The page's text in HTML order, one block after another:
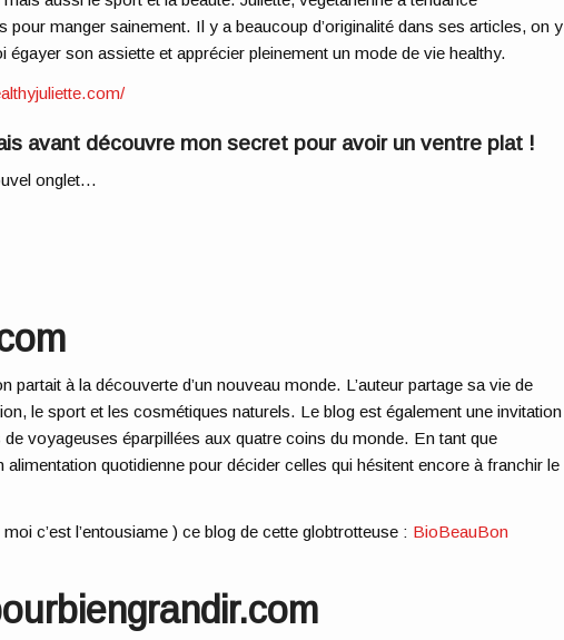
pour manger sainement. Il y a beaucoup d’originalité dans ses articles, on y
égayer son assiette et apprécier pleinement un mode de vie healthy.
avant découvre mon secret pour avoir un ventre plat !
onglet…
partaità la découverte d’un nouveau monde. L’auteur partage sa vie de
le sport et les cosmétiques naturels. Le blog est également une invitation
voyageuses éparpillées aux quatre coins du monde. En tant que
alimentation quotidienne pour décider celles qui hésitent encore à franchir le
c’est l’entousiame ) ce blog de cette globtrotteuse : BioBeauBon